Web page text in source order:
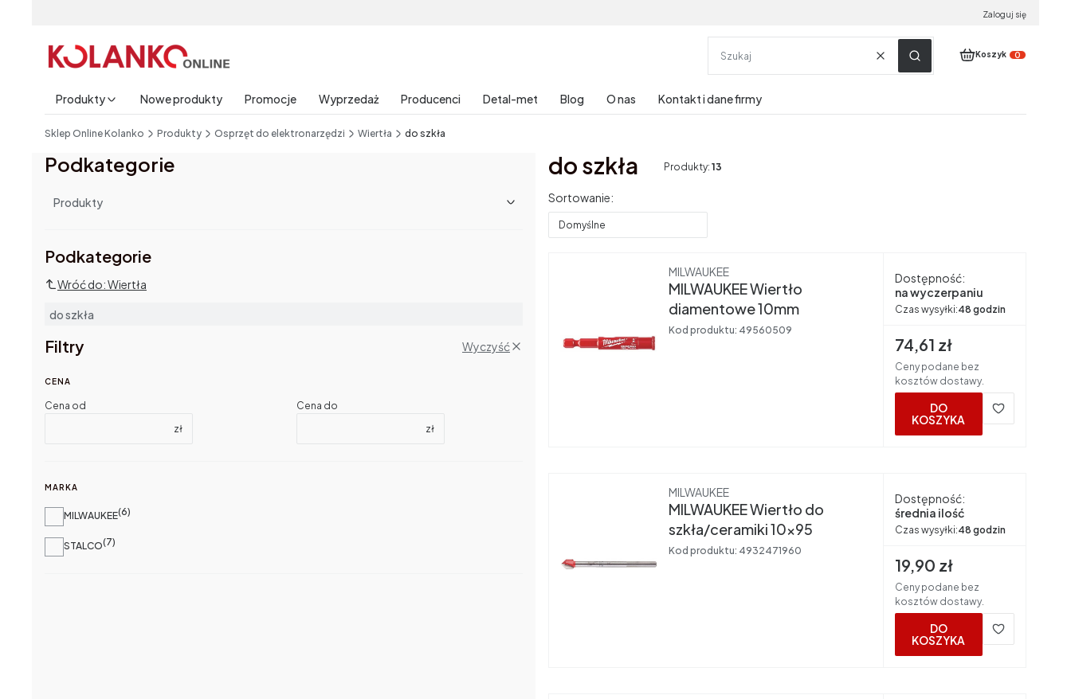
Zaloguj się
WyczyśćSzukaj Produkty w
Koszyk
Produkty Nowe produkty Promocje Wyprzedaż Producenci Detal-met Blog O nas
Kontakt i dane firmy
Sklep Online Kolanko Produkty Osprzęt do elektronarzędzi Wiertła do szkła
Podkategorie
Produkty
Podkategorie
Wróć do: Wiertła
do szkła
Filtry Wyczyść
CENA
Cena od
zł
Cena do
zł
MARKA
MarkaMILWAUKEE 6
STALCO 7
do szkła Produkty: 13
Lista produktów
Sortowanie:
Domyślne
Producent
MILWAUKEE
MILWAUKEE Wiertło
diamentowe 10mm
Kod produktu: 49560509
Dostępność:
na wyczerpaniu
Czas wysyłki:48 godzin
Cena brutto
74,61 zł
Ceny podane bez
kosztów dostawy.
DO
KOSZYKA
Producent
MILWAUKEE
MILWAUKEE Wiertło do
szkła/ceramiki 10x95
Kod produktu: 4932471960
Dostępność:
średnia ilość
Czas wysyłki:48 godzin
Cena brutto
19,90 zł
Ceny podane bez
kosztów dostawy.
DO
KOSZYKA